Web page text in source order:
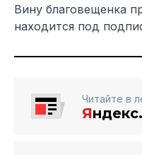
Вину благовещенка
находится под
Читайте в
Я